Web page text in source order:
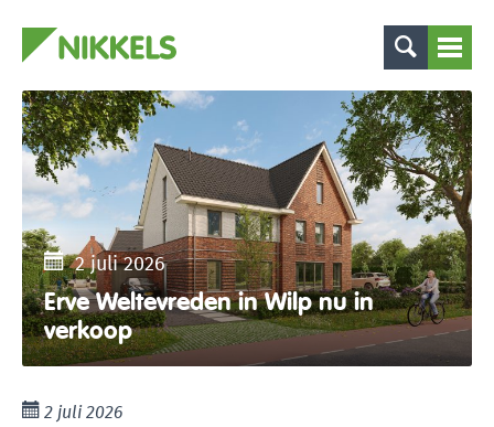
2 juli 2026
Erve Weltevreden in Wilp nu in
verkoop
2 juli 2026